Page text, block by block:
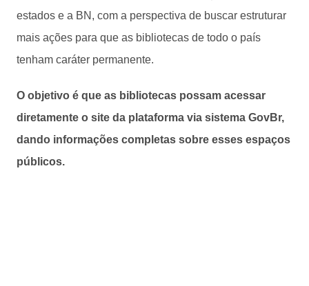
estados e a BN, com a perspectiva de buscar estruturar
mais ações para que as bibliotecas de todo o país
tenham caráter permanente.
O objetivo é que as bibliotecas possam acessar
diretamente o site da plataforma via sistema GovBr,
dando informações completas sobre esses espaços
públicos.